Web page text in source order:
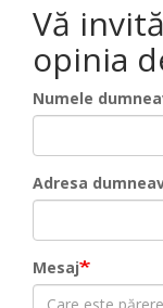
Vă
opinia
Numele
Adresa
Mesaj